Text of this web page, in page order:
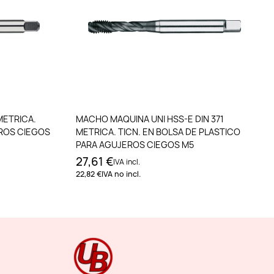
CIEGOS
Añadir al carrito
MACHO MAQUINA UNI HSS-E DIN 371
METRICA. TICN. EN BOLSA DE PLASTICO
PARA AGUJEROS CIEGOS M5
27,61 €IVA incl.
22,82 €IVA no incl.